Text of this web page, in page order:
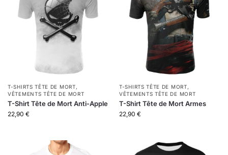
T-SHIRTS TÊTE DE MORT,
VÊTEMENTS TÊTE DE MORT
T-Shirt Tête de Mort Anti-Apple
22,90 €
T-SHIRTS TÊTE DE MORT,
VÊTEMENTS TÊTE DE MORT
T-Shirt Tête de Mort Armes
22,90 €